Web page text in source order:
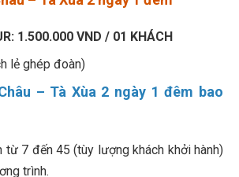
1.500.000 VND / 01 KHÁCH
lẻ ghép đoàn)
– Tà Xùa 2 ngày 1 đêm bao
7 đến 45 (tùy lượng khách khởi hành)
trình.